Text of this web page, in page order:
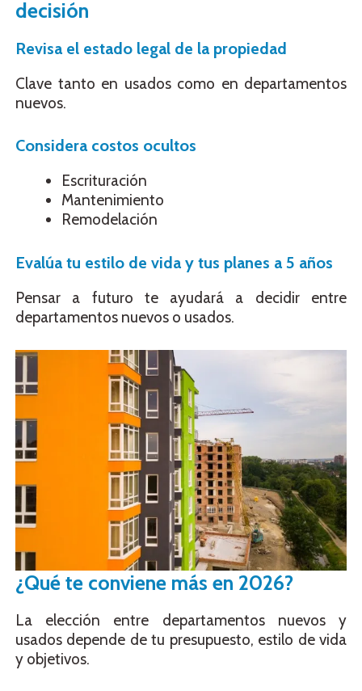
decisión
Revisa el estado legal de la propiedad
Clave tanto en usados como en departamentos
nuevos.
Considera costos ocultos
Escrituración
Mantenimiento
Remodelación
Evalúa tu estilo de vida y tus planes a 5 años
Pensar a futuro te ayudará a decidir entre
departamentos nuevos o usados.
¿Qué te conviene más en 2026?
La elección entre departamentos nuevos y
usados depende de tu presupuesto, estilo de vida
y objetivos.